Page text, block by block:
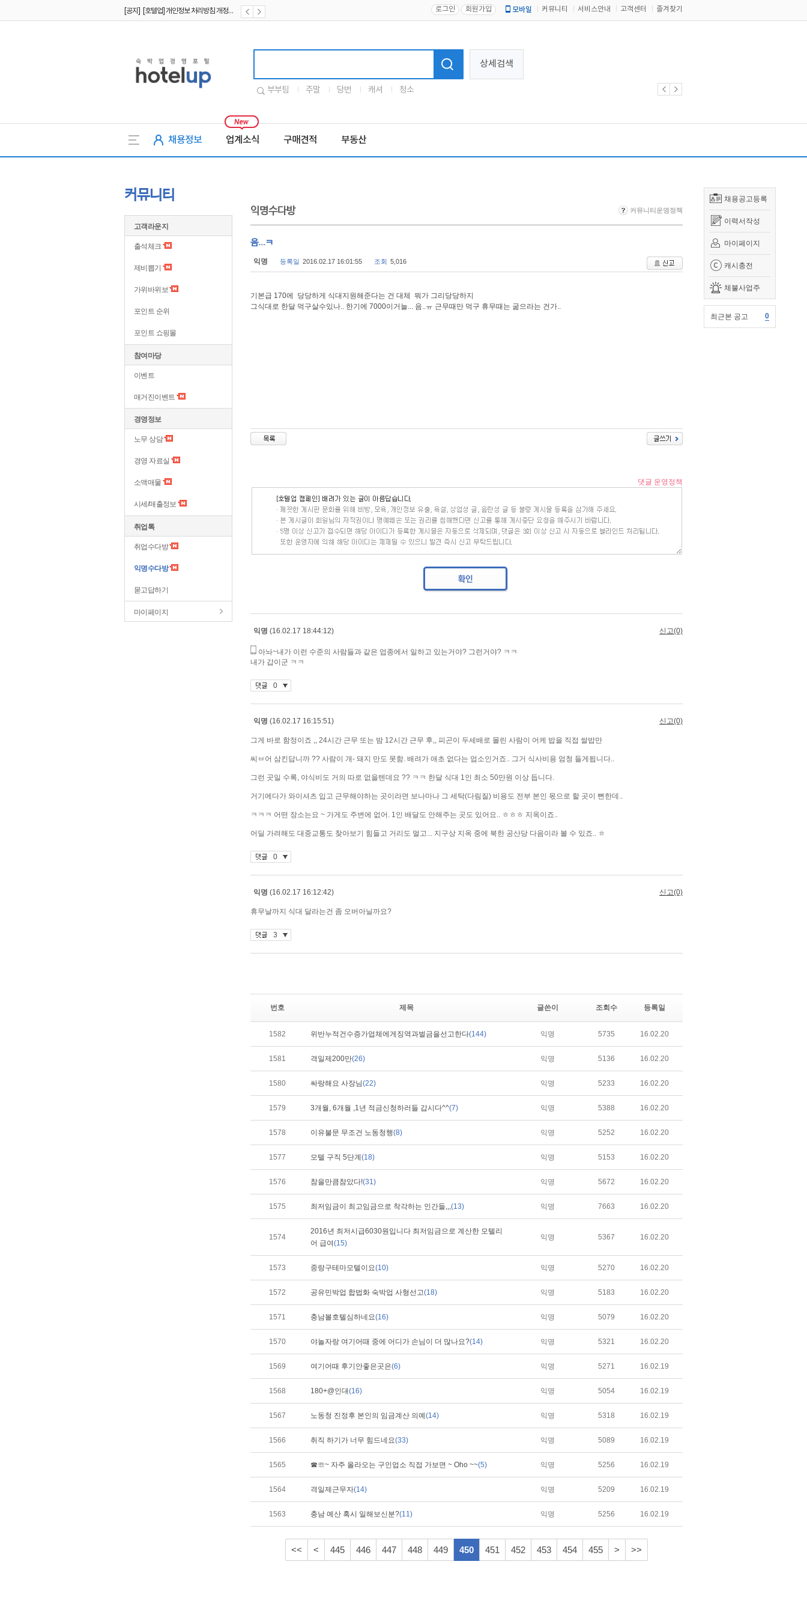
[공지] [호텔업] 개인정보 처리방침 개정본1 (19.09.02) 로그인 회원가입 모바일 커뮤니티 서비스안내 고객센터 즐겨찾기
상세검색
부부팀 주말 당번 캐셔 청소
채용정보 업계소식 구매견적 부동산
채용공고등록
이력서작성
마이페이지
캐시충전
체불사업주
최근본 공고 0
커뮤니티
고객라운지
출석체크
제비뽑기
가위바위보
포인트 순위
포인트 쇼핑몰
참여마당
이벤트
매거진이벤트
경영정보
노무 상담
경영 자료실
소액매물
시세/매출정보
취업톡
취업수다방
익명수다방
묻고답하기
마이페이지
익명수다방 커뮤니티운영정책
음...ㅋ
익명 등록일 2016.02.17 16:01:55 조회 5,016
기본급 170에 당당하게 식대지원해준다는 건 대체 뭐가 그리당당하지
그식대로 한달 먹구살수있나.. 한기에 7000이거늘... 음..ㅠ 근무때만 먹구 휴무때는 굶으라는 건가..
번호 제목 글쓴이 조회수 등록일
1582 위반누적건수증가업체에게징역과벌금을선고한다(144) 익명 5735 16.02.20
1581 격일제200만(26) 익명 5136 16.02.20
1580 싸랑해요 사장님(22) 익명 5233 16.02.20
1579 3개월, 6개월 ,1년 적금신청하러들 갑시다^^(7) 익명 5388 16.02.20
1578 이유불문 무조건 노동청행(8) 익명 5252 16.02.20
1577 모텔 구직 5단계 (18) 익명 5153 16.02.20
1576 참을만큼참았다!(31) 익명 5672 16.02.20
1575 최저임금이 최고임금으로 착각하는 인간들,,,(13) 익명 7663 16.02.20
1574
2016년 최저시급6030원입니다 최저임금으로 계산한 모텔리
어 급여(15)
익명 5367 16.02.20
1573 중랑구테마모텔이요(10) 익명 5270 16.02.20
1572 공유민박업 합법화 숙박업 사형선고(18) 익명 5183 16.02.20
1571 충남볼호텔심하네요(16) 익명 5079 16.02.20
1570 야놀자랑 여기어때 중에 어디가 손님이 더 많나요?(14) 익명 5321 16.02.20
1569 여기어때 후기안좋은곳은(6) 익명 5271 16.02.19
1568 180+@인대(16) 익명 5054 16.02.19
1567 노동청 진정후 본인의 임금계산 의예 (14) 익명 5318 16.02.19
1566 취직 하기가 너무 힘드네요(33) 익명 5089 16.02.19
1565 ☎☏~ 자주 올라오는 구인업소 직접 가보면 ~ Oho ~~(5) 익명 5256 16.02.19
1564 격일제근무자(14) 익명 5209 16.02.19
1563 충남 예산 혹시 일해보신분?(11) 익명 5256 16.02.19
<< < 445 446 447 448 449 450 451 452 453 454 455 > >>